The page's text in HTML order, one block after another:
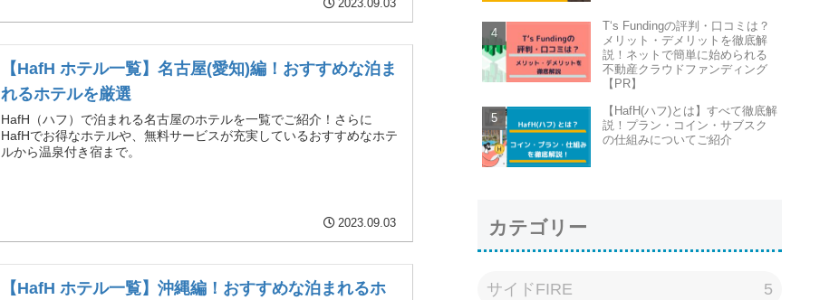
2023.09.03
【HafH ホテル一覧】名古屋(愛知)編！おすすめな泊ま
れるホテルを厳選
HafH（ハフ）で泊まれる名古屋のホテルを一覧でご紹介！さらに
HafHでお得なホテルや、無料サービスが充実しているおすすめなホテ
ルから温泉付き宿まで。
2023.09.03
【HafH ホテル一覧】沖縄編！おすすめな泊まれるホ
T‘s Fundingの評判・口コミは？
メリット・デメリットを徹底解
説！ネットで簡単に始められる
不動産クラウドファンディング
【PR】
【HafH(ハフ)とは】すべて徹底解
説！プラン・コイン・サブスク
の仕組みについてご紹介
カテゴリー
サイドFIRE 5